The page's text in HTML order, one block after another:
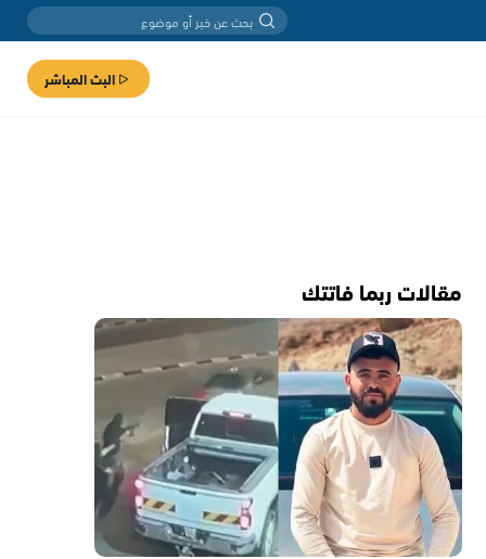
البث المباشر
مقالات ربما فاتتك